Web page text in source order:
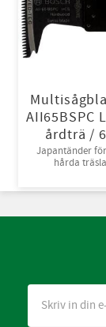
AII65BSPC
årdträ /
Japantänder
hårda